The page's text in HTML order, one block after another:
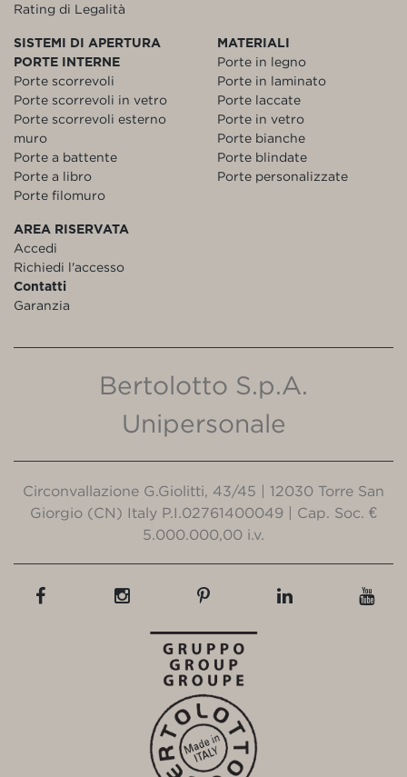
Rating di Legalità
SISTEMI DI APERTURA
PORTE INTERNE
Porte scorrevoli
Porte scorrevoli in vetro
Porte scorrevoli esterno
muro
Porte a battente
Porte a libro
Porte filomuro
MATERIALI
Porte in legno
Porte in laminato
Porte laccate
Porte in vetro
Porte bianche
Porte blindate
Porte personalizzate
AREA RISERVATA
Accedi
Richiedi l'accesso
Contatti
Garanzia
Bertolotto S.p.A.
Unipersonale
Circonvallazione G.Giolitti, 43/45 | 12030 Torre San
Giorgio (CN) Italy P.I.02761400049 | Cap. Soc. €
5.000.000,00 i.v.